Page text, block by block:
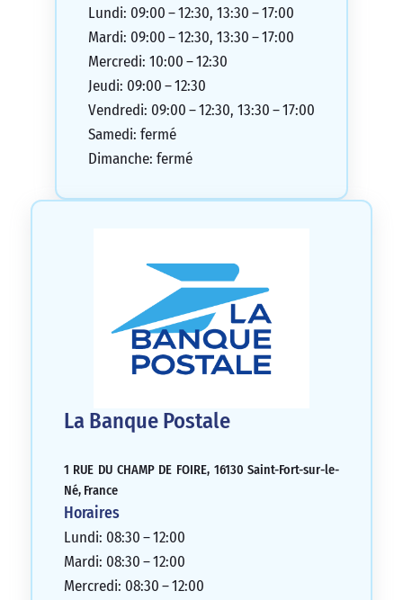
Lundi: 09:00 – 12:30, 13:30 – 17:00
Mardi: 09:00 – 12:30, 13:30 – 17:00
Mercredi: 10:00 – 12:30
Jeudi: 09:00 – 12:30
Vendredi: 09:00 – 12:30, 13:30 – 17:00
Samedi: fermé
Dimanche: fermé
La Banque Postale
1 RUE DU CHAMP DE FOIRE, 16130 Saint-Fort-sur-le-
Né, France
Horaires
Lundi: 08:30 – 12:00
Mardi: 08:30 – 12:00
Mercredi: 08:30 – 12:00